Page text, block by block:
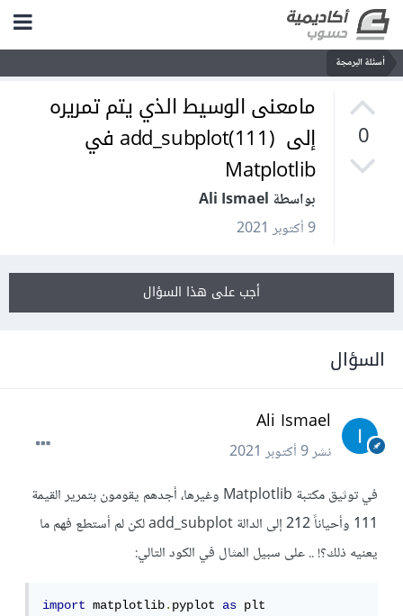
أسئلة البرمجة
0
مامعنى الوسيط الذي يتم تمريره
إلى add_subplot(111) في
Matplotlib
بواسطة Ali Ismael
9 أكتوبر 2021
أجب على هذا السؤال
السؤال
Ali Ismael
نشر9 أكتوبر 2021
في توثيق مكتبة Matplotlib وغيرها، أجدهم يقومون بتمرير القيمة
111 وأحياناً 212 إلى الدالة add_subplot لكن لم أستطع فهم ما
يعنيه ذلك؟! .. على سبيل المثال في الكود التالي:
import matplotlib.pyplot as plt